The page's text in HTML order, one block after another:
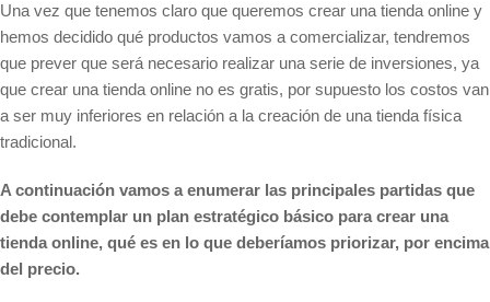
Una vez que tenemos claro que queremos crear una tienda online y
hemos decidido qué productos vamos a comercializar, tendremos
que prever que será necesario realizar una serie de inversiones, ya
que crear una tienda online no es gratis, por supuesto los costos van
a ser muy inferiores en relación a la creación de una tienda física
tradicional.
A continuación vamos a enumerar las principales partidas que
debe contemplar un plan estratégico básico para crear una
tienda online, qué es en lo que deberíamos priorizar, por encima
del precio.